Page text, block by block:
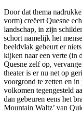
Door dat thema
vorm) creëert Quesne
landschap, in zijn
schort namelijk het
beeldvlak gebeurt er
kijken naar een verte (in
Quesne zelf op,
theater is er nu net op
voorgrond te zetten en in
volkomen tegengesteld
dan gebeuren eens het
Mountain Waltz’ van